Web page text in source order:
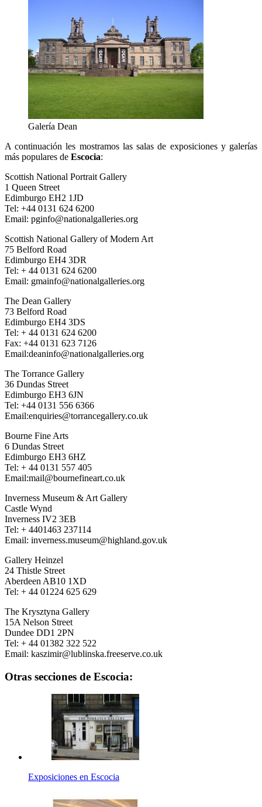
Galería Dean
A continuación les mostramos las salas de exposiciones y galerías
más populares de Escocia:
Scottish National Portrait Gallery
1 Queen Street
Edimburgo EH2 1JD
Tel: +44 0131 624 6200
Email: pginfo@nationalgalleries.org
Scottish National Gallery of Modern Art
75 Belford Road
Edimburgo EH4 3DR
Tel: + 44 0131 624 6200
Email: gmainfo@nationalgalleries.org
The Dean Gallery
73 Belford Road
Edimburgo EH4 3DS
Tel: + 44 0131 624 6200
Fax: +44 0131 623 7126
Email:deaninfo@nationalgalleries.org
The Torrance Gallery
36 Dundas Street
Edimburgo EH3 6JN
Tel: +44 0131 556 6366
Email:enquiries@torrancegallery.co.uk
Bourne Fine Arts
6 Dundas Street
Edimburgo EH3 6HZ
Tel: + 44 0131 557 405
Email:mail@bournefineart.co.uk
Inverness Museum & Art Gallery
Castle Wynd
Inverness IV2 3EB
Tel: + 4401463 237114
Email: inverness.museum@highland.gov.uk
Gallery Heinzel
24 Thistle Street
Aberdeen AB10 1XD
Tel: + 44 01224 625 629
The Krysztyna Gallery
15A Nelson Street
Dundee DD1 2PN
Tel: + 44 01382 322 522
Email: kaszimir@lublinska.freeserve.co.uk
Otras secciones de Escocia:
Exposiciones en Escocia